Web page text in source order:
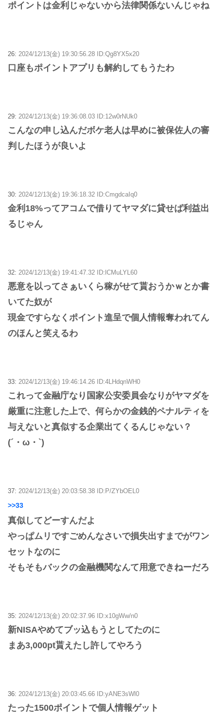
ポイントは金利じゃないから法律関係ないんじゃね
26: 2024/12/13(金) 19:30:56.28 ID:Qg8YX5x20
口座もポイントアプリも解約してもうたわ
29: 2024/12/13(金) 19:36:08.03 ID:12w0rNUk0
こんなの申し込んだボケ老人は早めに被保佐人の審
判したほうが良いよ
30: 2024/12/13(金) 19:36:18.32 ID:CmgdcaIq0
金利18%ってアコムで借りてヤマダに貸せば利益出
るじゃん
32: 2024/12/13(金) 19:41:47.32 ID:lCMuLYL60
悪意を以ってさぁいくら稼がせて貰おうかｗとか書
いてた奴が
現金ですらなくポイント進呈で個人情報奪われてん
のほんと笑えるわ
33: 2024/12/13(金) 19:46:14.26 ID:4LHdqnWH0
これって金融庁なり国家公安委員会なりがヤマダを
厳重に注意した上で、何らかの金銭的ペナルティを
与えないと真似する企業出てくるんじゃない？
(´・ω・`)
37: 2024/12/13(金) 20:03:58.38 ID:P/ZYbOEL0
>>33
真似してどーすんだよ
やっぱムリですごめんなさいで損失出すまでがワン
セットなのに
そもそもバックの金融機関なんて用意できねーだろ
35: 2024/12/13(金) 20:02:37.96 ID:x10gWw/n0
新NISAやめてブッ込もうとしてたのに
まあ3,000pt貰えたし許してやろう
36: 2024/12/13(金) 20:03:45.66 ID:yANE3sWl0
たった1500ポイントで個人情報ゲット